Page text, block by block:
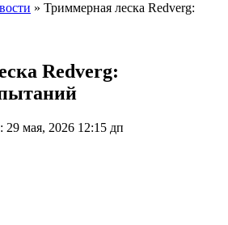
» Триммерная леска Redverg:
Redverg:
29 мая, 2026 12:15 дп